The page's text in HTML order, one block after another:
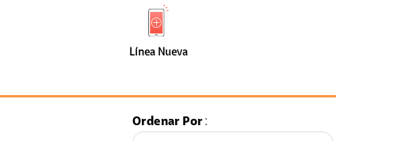
de
faceta
Línea Nueva
Nueva
(1)
Ordenar Por: